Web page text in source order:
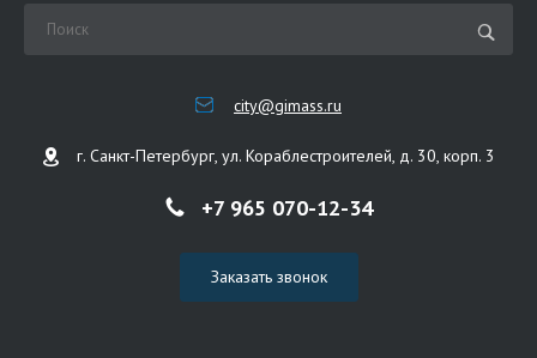
city@gimass.ru
г. Санкт-Петербург, ул. Кораблестроителей, д. 30, корп. 3
+7 965 070-12-34
Заказать звонок